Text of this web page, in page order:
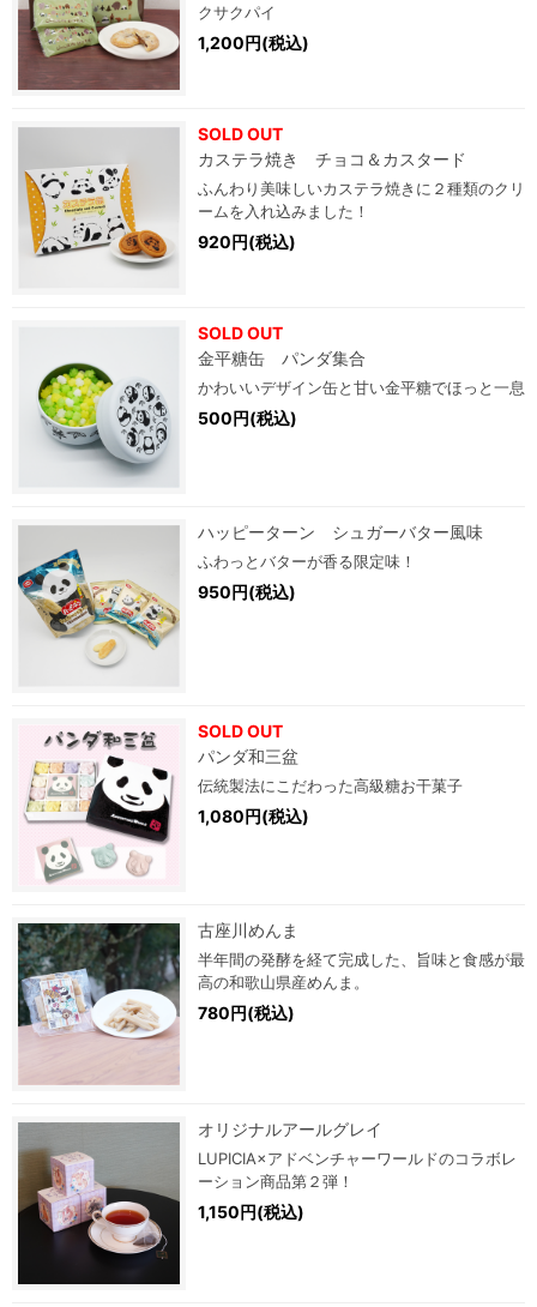
クサクパイ
1,200円(税込)
SOLD OUT
カステラ焼き チョコ＆カスタード
ふんわり美味しいカステラ焼きに２種類のクリ
ームを入れ込みました！
920円(税込)
SOLD OUT
金平糖缶 パンダ集合
かわいいデザイン缶と甘い金平糖でほっと一息
500円(税込)
ハッピーターン シュガーバター風味
ふわっとバターが香る限定味！
950円(税込)
SOLD OUT
パンダ和三盆
伝統製法にこだわった高級糖お干菓子
1,080円(税込)
古座川めんま
半年間の発酵を経て完成した、旨味と食感が最
高の和歌山県産めんま。
780円(税込)
オリジナルアールグレイ
LUPICIA×アドベンチャーワールドのコラボレ
ーション商品第２弾！
1,150円(税込)